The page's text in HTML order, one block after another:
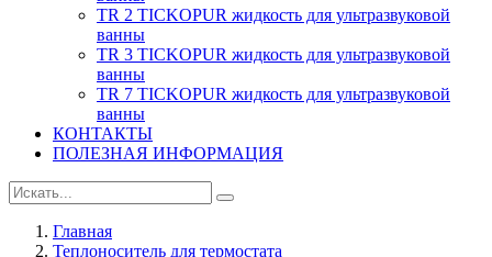
TR 2 TICKOPUR жидкость для ультразвуковой
ванны
TR 3 TICKOPUR жидкость для ультразвуковой
ванны
TR 7 TICKOPUR жидкость для ультразвуковой
ванны
КОНТАКТЫ
ПОЛЕЗНАЯ ИНФОРМАЦИЯ
Главная
Теплоноситель для термостата